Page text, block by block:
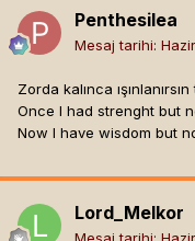
Penthesilea
Mesaj tarihi:
Zorda kalınca
Once I had strenght but
Now I have wisdom but
Lord_Melkor